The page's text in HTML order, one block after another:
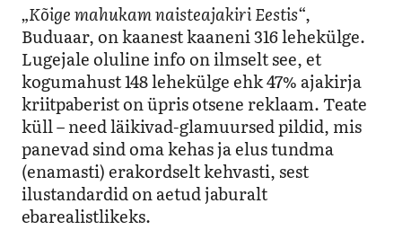
„Kõige mahukam naisteajakiri Eestis“,
Buduaar, on kaanest kaaneni 316 lehekülge.
Lugejale oluline info on ilmselt see, et
kogumahust 148 lehekülge ehk 47% ajakirja
kriitpaberist on üpris otsene reklaam. Teate
küll – need läikivad-glamuursed pildid, mis
panevad sind oma kehas ja elus tundma
(enamasti) erakordselt kehvasti, sest
ilustandardid on aetud jaburalt
ebarealistlikeks.